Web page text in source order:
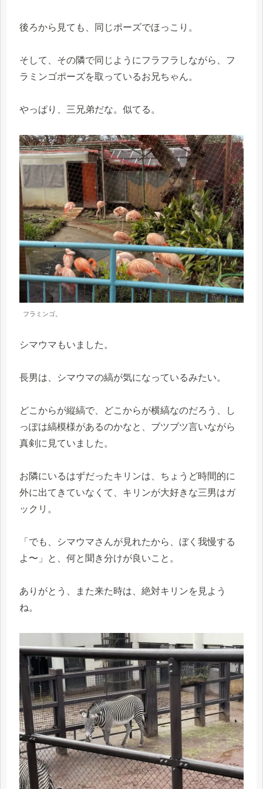
後ろから見ても、同じポーズでほっこり。
そして、その隣で同じようにフラフラしながら、フ
ラミンゴポーズを取っているお兄ちゃん。
やっぱり、三兄弟だな。似てる。
フラミンゴ。
シマウマもいました。
長男は、シマウマの縞が気になっているみたい。
どこからが縦縞で、どこからが横縞なのだろう、し
っぽは縞模様があるのかなと、ブツブツ言いながら
真剣に見ていました。
お隣にいるはずだったキリンは、ちょうど時間的に
外に出てきていなくて、キリンが大好きな三男はガ
ックリ。
「でも、シマウマさんが見れたから、ぼく我慢する
よ〜」と、何と聞き分けが良いこと。
ありがとう、また来た時は、絶対キリンを見よう
ね。